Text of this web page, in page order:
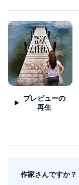
プレビューの
再生
作家さんですか？